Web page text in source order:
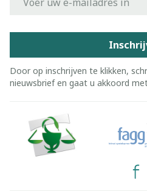
Door op inschrijven te klikken,
nieuwsbrief en gaat u akkoord